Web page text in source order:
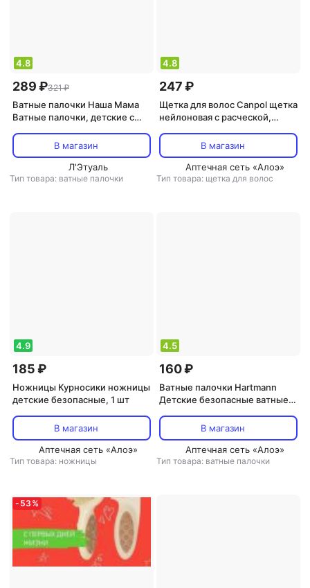
4.8
289 ₽321 ₽
Ватные палочки Наша Мама
Ватные палочки, детские с
В магазин
Л'Этуаль
Тип товара: ватные палочки
4.8
247 ₽
Щетка для волос Canpol щетка
нейлоновая с расческой,
В магазин
Аптечная сеть «Алоэ»
Тип товара: щетка для волос
4.9
185 ₽
Ножницы Курносики ножницы
детские безопасные, 1 шт
В магазин
Аптечная сеть «Алоэ»
Тип товара: ножницы
4.5
160 ₽
Ватные палочки Hartmann
Детские безопасные ватные
Baby safety buds, 56 шт
В магазин
Аптечная сеть «Алоэ»
Тип товара: ватные палочки
- 53 %